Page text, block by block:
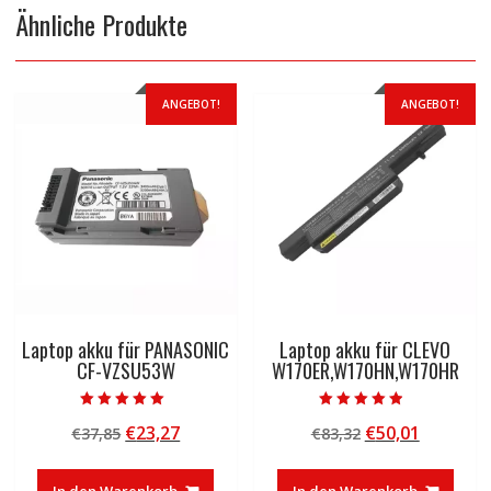
Ähnliche Produkte
ANGEBOT!
Laptop akku für PANASONIC
CF-VZSU53W
5.00
von 5
€37,85 Ursprünglicher
war:
€23,27Aktueller
ist:
ANGEBOT!
Laptop akku für CLEVO
W170ER,W170HN,W170HR
4.50
von 5
€83,32 Ursprünglicher
war:
€50,01
ist: